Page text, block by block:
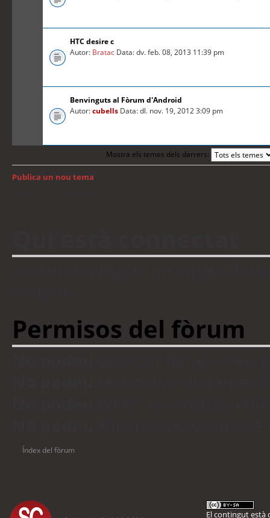
HTC desire c
Autor: Bratac Data: dv. feb. 08, 2013 11:39 pm
Benvinguts al Fòrum d'Android
Autor:cubells Data: dl. nov. 19, 2012 3:09 pm
Mostra els temes dels darrers:
Publica un nou tema
Permisos del fòrum
Índex del fòrum
El contingut està